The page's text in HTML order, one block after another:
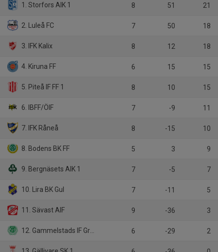
1. Storfors AIK 1 8 51 21
2. Luleå FC 7 50 18
3. IFK Kalix 8 12 18
4. Kiruna FF 6 15 15
5. Piteå IF FF 1 8 10 15
6. IBFF/ÖIF 7 -9 11
7. IFK Råneå 8 -15 10
8. Bodens BK FF 5 3 9
9. Bergnäsets AIK 1 7 -5 7
10. Lira BK Gul 7 -11 5
11. Sävast AIF 9 -36 3
12. Gammelstads IF Grön 6 -29 2